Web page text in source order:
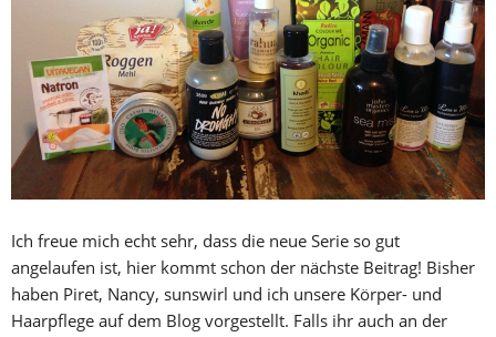
Ich freue mich echt sehr, dass die neue Serie so gut
angelaufen ist, hier kommt schon der nächste Beitrag! Bisher
haben Piret, Nancy, sunswirl und ich unsere Körper- und
Haarpflege auf dem Blog vorgestellt. Falls ihr auch an der